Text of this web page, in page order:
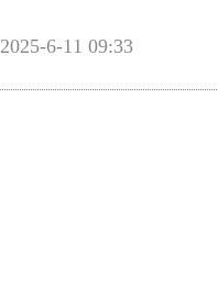
2025-6-11 09:33